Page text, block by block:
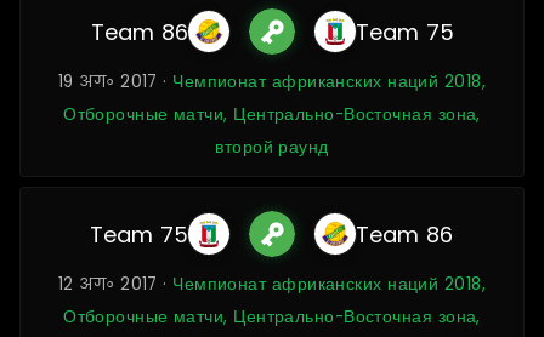
Team 86 Team 75
19 अग॰ 2017 · Чемпионат африканских наций 2018,
Отборочные матчи, Центрально-Восточная зона,
второй раунд
Team 75 Team 86
12 अग॰ 2017 · Чемпионат африканских наций 2018,
Отборочные матчи, Центрально-Восточная зона,